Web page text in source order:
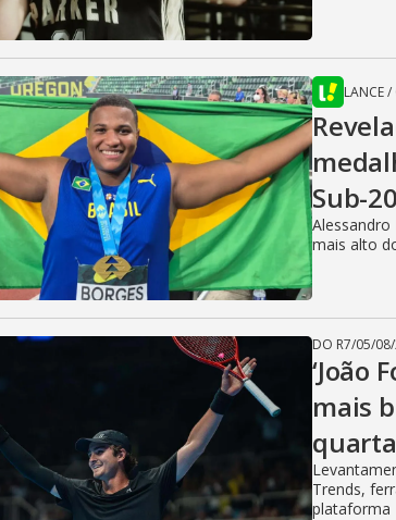
LANCE/
Sub-
mais alto
DO R7/05/
‘João
mais
Trends,
plataforma